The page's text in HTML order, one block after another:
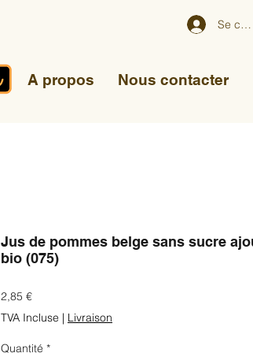
Se
A propos Nous contacter
Jus de pommes belge sans sucre
bio (075)
2,85 €Prix
TVA Incluse | Livraison
Quantité *